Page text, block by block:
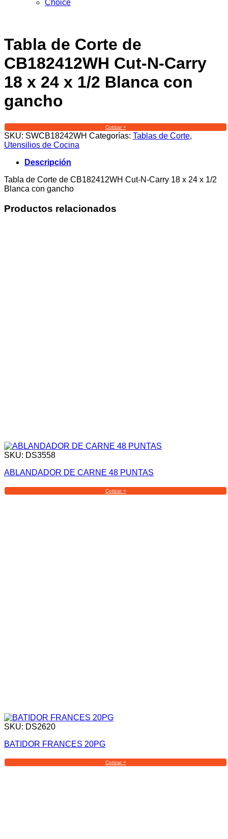
Choice
Tabla de Corte de
CB182412WH Cut-N-Carry
18 x 24 x 1/2 Blanca con
gancho
Cotizar +
SKU: SWCB18242WH Categorías: Tablas de Corte,
Utensilios de Cocina
Descripción
Tabla de Corte de CB182412WH Cut-N-Carry 18 x 24 x 1/2
Blanca con gancho
Productos relacionados
SKU: DS3558
ABLANDADOR DE CARNE 48 PUNTAS
Cotizar +
SKU: DS2620
BATIDOR FRANCES 20PG
Cotizar +